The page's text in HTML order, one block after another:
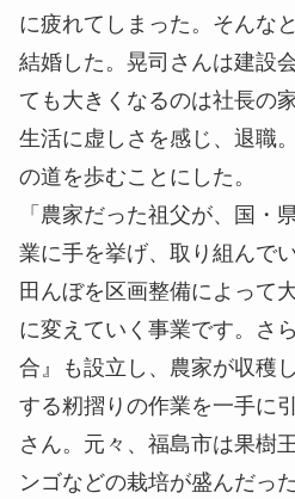
に疲れてしまった。そんな
結婚した。晃司さんは建設
ても大きくなるのは社長の
生活に虚しさを感じ、退職
の道を歩むことにした。
「農家だった祖父が、国・
業に手を挙げ、取り組んで
田んぼを区画整備によって
に変えていく事業です。さ
合』も設立し、農家が収穫
する籾摺りの作業を一手に
さん。元々、福島市は果樹
ンゴなどの栽培が盛んだっ